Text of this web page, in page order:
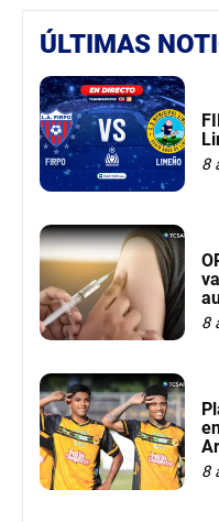
ÚLTIMAS
8
8
8